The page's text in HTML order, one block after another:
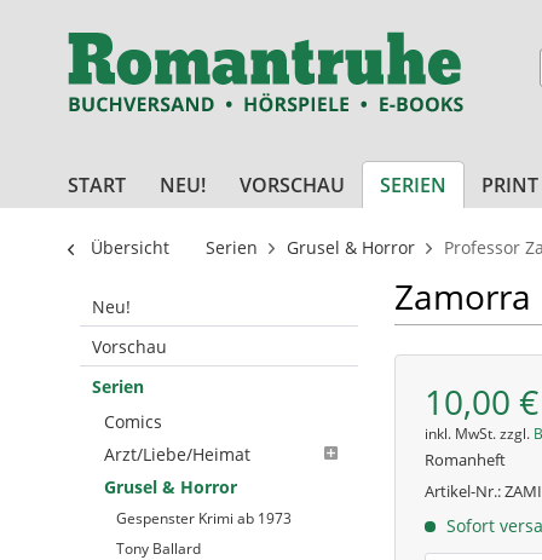
START NEU! VORSCHAU SERIEN PRINT
Übersicht Serien Grusel & Horror Professor
Neu!
Vorschau
Serien
Comics
Arzt/Liebe/Heimat
Grusel & Horror
Gespenster Krimi ab 1973
Tony Ballard
Zamorra
10,00
inkl. MwSt. zzgl.
Romanheft
Artikel-Nr.:
Sofort